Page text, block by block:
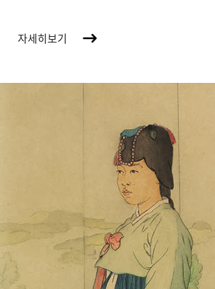
자세히보기